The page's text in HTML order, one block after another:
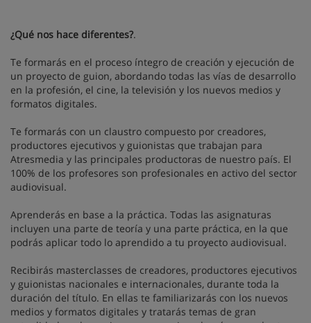
¿Qué nos hace diferentes?.
Te formarás en el proceso íntegro de creación y ejecución de
un proyecto de guion, abordando todas las vías de desarrollo
en la profesión, el cine, la televisión y los nuevos medios y
formatos digitales.
Te formarás con un claustro compuesto por creadores,
productores ejecutivos y guionistas que trabajan para
Atresmedia y las principales productoras de nuestro país. El
100% de los profesores son profesionales en activo del sector
audiovisual.
Aprenderás en base a la práctica. Todas las asignaturas
incluyen una parte de teoría y una parte práctica, en la que
podrás aplicar todo lo aprendido a tu proyecto audiovisual.
Recibirás masterclasses de creadores, productores ejecutivos
y guionistas nacionales e internacionales, durante toda la
duración del título. En ellas te familiarizarás con los nuevos
medios y formatos digitales y tratarás temas de gran